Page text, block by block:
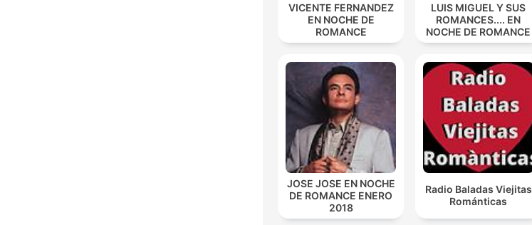
VICENTE FERNANDEZ
EN NOCHE DE
ROMANCE
LUIS MIGUEL Y SUS
ROMANCES.... EN
NOCHE DE ROMANCE
JOSE JOSE EN NOCHE
DE ROMANCE ENERO
2018
Radio Baladas Viejitas
Románticas